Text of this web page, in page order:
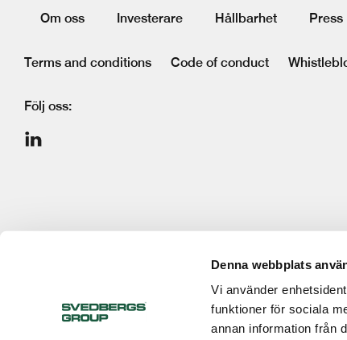
Denna webbplats
Vi använder
funktioner för sociala
annan information från
Om oss Investerare Hållbarhet Press
Terms and conditions Code of conduct
Följ oss: